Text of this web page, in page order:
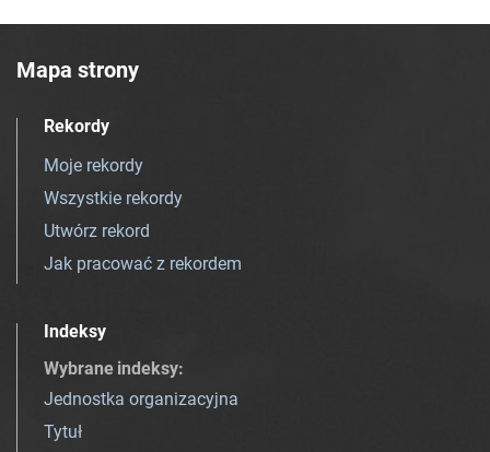
Mapa strony
Rekordy
Moje rekordy
Wszystkie rekordy
Utwórz rekord
Jak pracować z rekordem
Indeksy
Wybrane indeksy:
Jednostka organizacyjna
Tytuł